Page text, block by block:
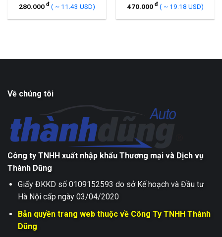
280.000 đ ( ~ 11.43 USD)
470.000 đ ( ~ 19.18 USD)
Về chúng tôi
Công ty TNHH xuất nhập khẩu Thương mại và Dịch vụ
Thành Dũng
Giấy ĐKKD số 0109152593 do sở Kế hoạch và Đầu tư
Hà Nội cấp ngày 03/04/2020
Bản quyền trang web thuộc về Công Ty TNHH Thành
Dũng